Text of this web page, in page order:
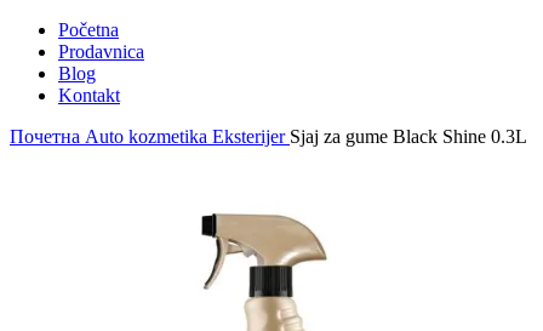
Početna
Prodavnica
Blog
Kontakt
Почетна Auto kozmetika Eksterijer Sjaj za gume Black Shine 0.3L